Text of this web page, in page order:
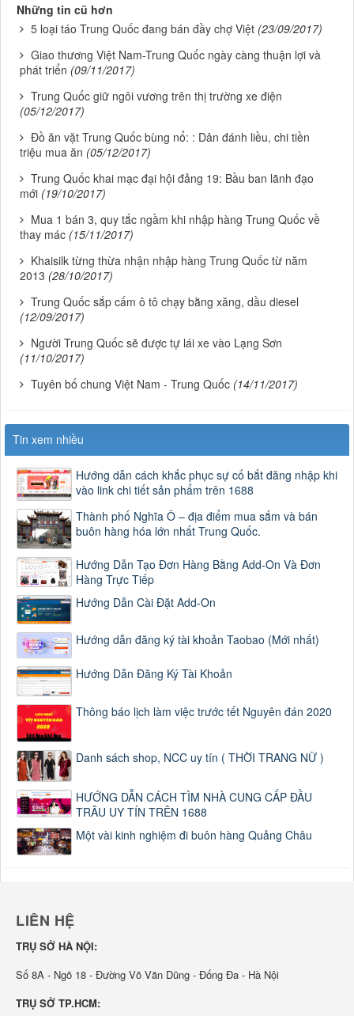
Những tin cũ hơn
5 loại táo Trung Quốc đang bán đầy chợ Việt (23/09/2017)
Giao thương Việt Nam-Trung Quốc ngày càng thuận lợi và
phát triển (09/11/2017)
Trung Quốc giữ ngôi vương trên thị trường xe điện
(05/12/2017)
Đồ ăn vặt Trung Quốc bùng nổ: : Dân đánh liều, chi tiền
triệu mua ăn (05/12/2017)
Trung Quốc khai mạc đại hội đảng 19: Bầu ban lãnh đạo
mới (19/10/2017)
Mua 1 bán 3, quy tắc ngầm khi nhập hàng Trung Quốc về
thay mác (15/11/2017)
Khaisilk từng thừa nhận nhập hàng Trung Quốc từ năm
2013 (28/10/2017)
Trung Quốc sắp cấm ô tô chạy bằng xăng, dầu diesel
(12/09/2017)
Người Trung Quốc sẽ được tự lái xe vào Lạng Sơn
(11/10/2017)
Tuyên bố chung Việt Nam - Trung Quốc (14/11/2017)
Tin xem nhiều
Hướng dẫn cách khắc phục sự cố bắt đăng nhập khi
vào link chi tiết sản phẩm trên 1688
Thành phố Nghĩa Ô – địa điểm mua sắm và bán
buôn hàng hóa lớn nhất Trung Quốc.
Hướng Dẫn Tạo Đơn Hàng Bằng Add-On Và Đơn
Hàng Trực Tiếp
Hướng Dẫn Cài Đặt Add-On
Hướng dẫn đăng ký tài khoản Taobao (Mới nhất)
Hướng Dẫn Đăng Ký Tài Khoản
Thông báo lịch làm việc trước tết Nguyên đán 2020
Danh sách shop, NCC uy tín ( THỜI TRANG NỮ )
HƯỚNG DẪN CÁCH TÌM NHÀ CUNG CẤP ĐẦU
TRÂU UY TÍN TRÊN 1688
Một vài kinh nghiệm đi buôn hàng Quảng Châu
LIÊN HỆ
TRỤ SỞ HÀ NỘI:
Số 8A - Ngõ 18 - Đường Võ Văn Dũng - Đống Đa - Hà Nội
TRỤ SỞ TP.HCM: